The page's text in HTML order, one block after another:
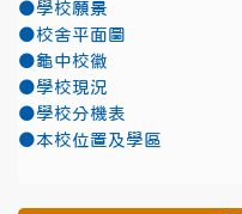
●學校願景
●校舍平面圖
●龜中校徽
●學校現況
●學校分機表
●本校位置及學區